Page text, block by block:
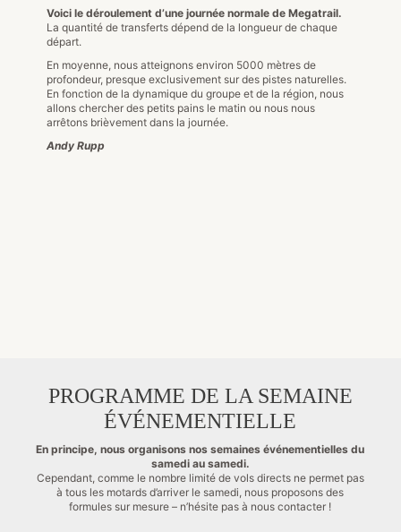
Voici le déroulement d’une journée normale de Megatrail.
La quantité de transferts dépend de la longueur de chaque
départ.
En moyenne, nous atteignons environ 5000 mètres de
profondeur, presque exclusivement sur des pistes naturelles.
En fonction de la dynamique du groupe et de la région, nous
allons chercher des petits pains le matin ou nous nous
arrêtons brièvement dans la journée.
Andy Rupp
PROGRAMME DE LA SEMAINE
ÉVÉNEMENTIELLE
En principe, nous organisons nos semaines événementielles du
samedi au samedi.
Cependant, comme le nombre limité de vols directs ne permet pas
à tous les motards d’arriver le samedi, nous proposons des
formules sur mesure – n’hésite pas à nous contacter !